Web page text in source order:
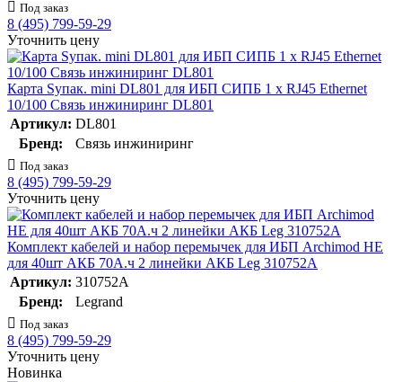
Под заказ
8 (495) 799-59-29
Уточнить цену
Карта Sупак. mini DL801 для ИБП СИПБ 1 x RJ45 Ethernet
10/100 Связь инжиниринг DL801
Артикул: DL801
Бренд:
Связь инжиниринг
Под заказ
8 (495) 799-59-29
Уточнить цену
Комплект кабелей и набор перемычек для ИБП Archimod HE
для 40шт АКБ 70А.ч 2 линейки АКБ Leg 310752A
Артикул: 310752A
Бренд:
Legrand
Под заказ
8 (495) 799-59-29
Уточнить цену
Новинка